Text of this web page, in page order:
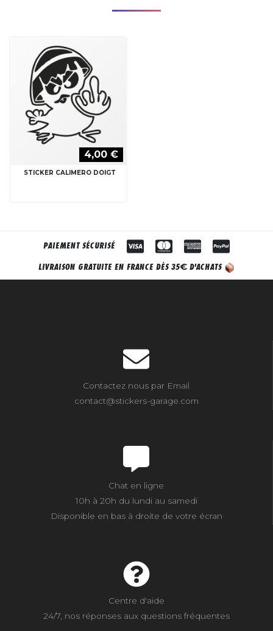
4,00 €
STICKER CALIMERO DOIGT
PAIEMENT SÉCURISÉ
LIVRAISON GRATUITE EN FRANCE DÈS 35€ D'ACHATS
Contactez nous par Email
contact@stickers-garage.com
Chat en ligne
10h à 20h du lundi au samedi
Disponible en bas à droite de votre écran
Centre d'aide
24/7, nos réponses aux questions fréquentes